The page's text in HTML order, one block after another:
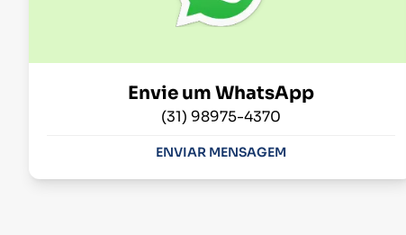
Envie um WhatsApp
(31) 98975-4370
ENVIAR MENSAGEM